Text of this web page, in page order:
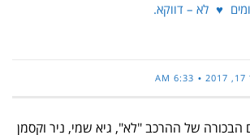
♥ לא – דווקא.
6:33 AM
הבכורה של ההרכב "לא", גיא שמי, ניר וקסמן